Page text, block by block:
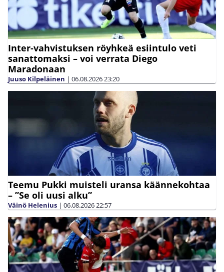
Inter-vahvistuksen röyhkeä esiintulo veti
sanattomaksi – voi verrata Diego
Maradonaan
Juuso Kilpeläinen | 06.08.202623:20
Teemu Pukki muisteli uransa käännekohtaa
– ”Se oli uusi alku”
Väinö Helenius | 06.08.202622:57